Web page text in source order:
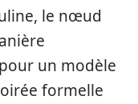
le nœud
un modèle
formelle